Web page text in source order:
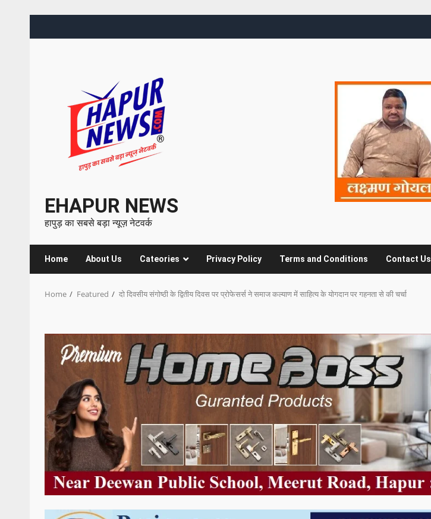
EHAPUR NEWS
हापुड़ का सबसे बड़ा न्यूज़ नेटवर्क
Home About Us Cateories Privacy Policy Terms and Conditions Contact Us
Home Featured दो दिवसीय संगोष्ठी के द्वितीय दिवस पर प्रोफेसर्स ने समाज कल्याण में साहित्य के योगदान पर गहनता से की चर्चा